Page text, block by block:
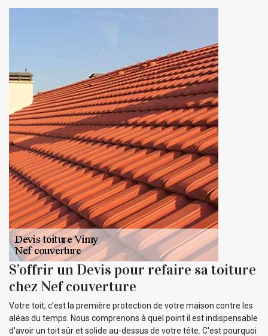
S’offrir un Devis pour refaire sa toiture
chez Nef couverture
Votre toit, c'est la première protection de votre maison contre les
aléas du temps. Nous comprenons à quel point il est indispensable
d'avoir un toit sûr et solide au-dessus de votre tête. C'est pourquoi